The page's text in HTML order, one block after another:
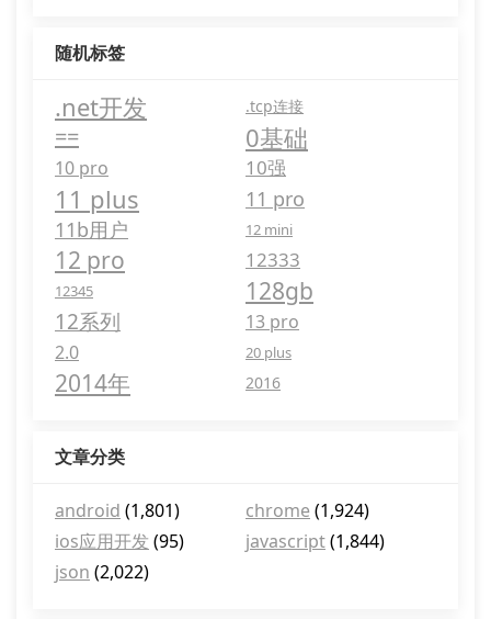
随机标签
.net开发 .tcp连接
== 0基础
10 pro 10强
11 plus
11 pro
11b用户
12 mini
12 pro 12333
12345 128gb
12系列
13 pro
2.0
20 plus
2014年 2016
文章分类
android (1,801) chrome (1,924)
ios应用开发 (95) javascript(1,844)
json (2,022)